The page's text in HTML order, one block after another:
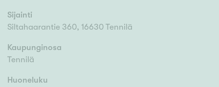
Sijainti
Siltahaarantie 360, 16630 Tennilä
Kaupunginosa
Tennilä
Huoneluku